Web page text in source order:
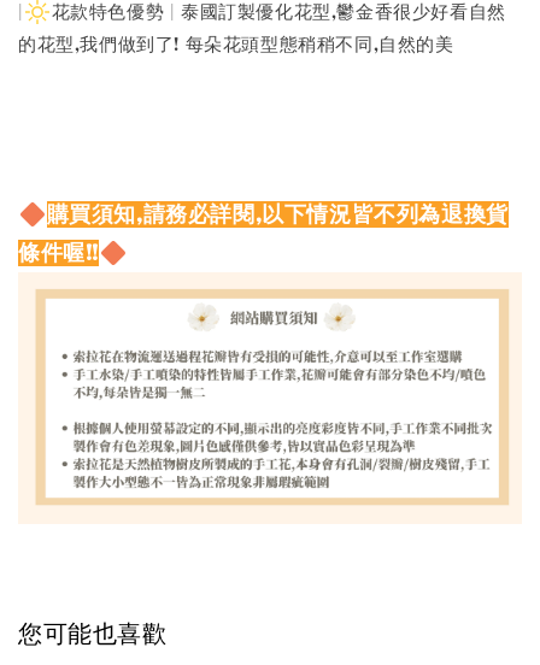
花款特色優勢 | 泰國訂製優化花型,鬱金香很少好看自然
的花型,我們做到了! 每朵花頭型態稍稍不同,自然的美
購買須知,請務必詳閱,以下情況皆不列為退換貨
條件喔!!
您可能也喜歡